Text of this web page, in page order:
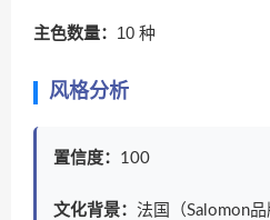
主色数量： 10 种
风格分析
置信度： 100
文化背景： 法国（Salomon品